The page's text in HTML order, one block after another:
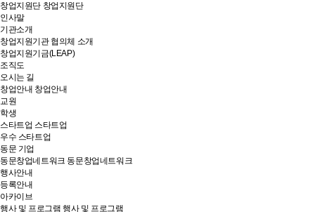
창업지원단 창업지원단
인사말
기관소개
창업지원기관 협의체 소개
창업지원기금(LEAP)
조직도
오시는 길
창업안내 창업안내
교원
학생
스타트업 스타트업
우수 스타트업
동문 기업
동문창업네트워크 동문창업네트워크
행사안내
등록안내
아카이브
행사 및 프로그램 행사 및 프로그램